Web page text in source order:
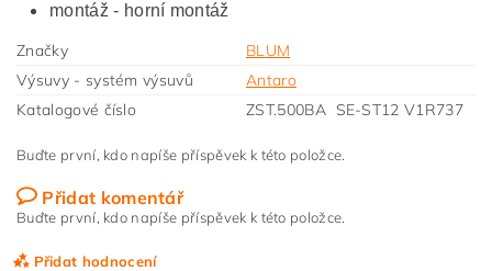
montáž - horní montáž
Značky
BLUM
Výsuvy - systém výsuvů
Antaro
Katalogové číslo
ZST.500BA SE-ST12 V1R737
Buďte první, kdo napíše příspěvek k této položce.
Přidat komentář
Buďte první, kdo napíše příspěvek k této položce.
Přidat hodnocení